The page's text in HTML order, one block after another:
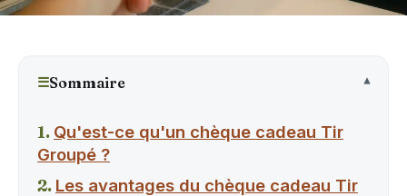
☰Sommaire
Qu'est-ce qu'un chèque cadeau Tir
Groupé ?
Les avantages du chèque cadeau Tir